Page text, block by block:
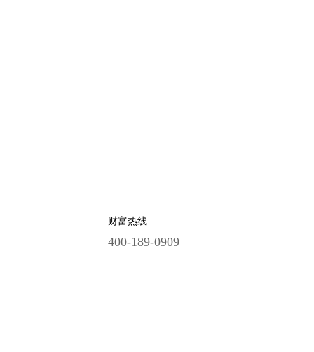
财富热线
400-189-0909